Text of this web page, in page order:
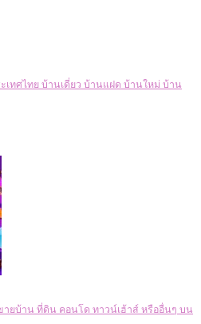
เทศไทย บ้านเดี่ยว บ้านแฝด บ้านใหม่ บ้าน
ยบ้าน ที่ดิน คอนโด ทาวน์เฮ้าส์ หรืออื่นๆ บน